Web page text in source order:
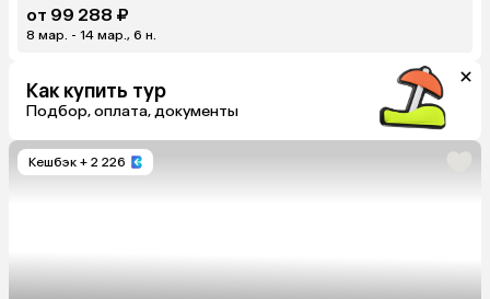
от 99 288 ₽
8 мар. - 14 мар., 6 н.
Как купить тур
Подбор, оплата, документы
Кешбэк + 2 226